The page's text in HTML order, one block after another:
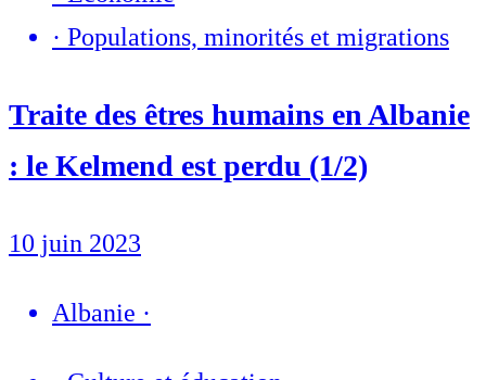
· Populations, minorités et migrations
Traite des êtres humains en Albanie
: le Kelmend est perdu (1/2)
10 juin 2023
Albanie ·